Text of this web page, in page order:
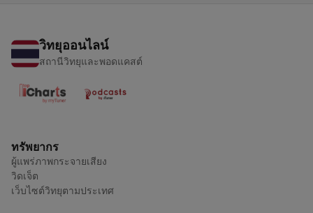
วิทยุออนไลน์
สถานีวิทยุและพอดแคสต์
ทรัพยากร
ผู้แพร่ภาพกระจายเสียง
วิดเจ็ต
เว็บไซต์วิทยุตามประเทศ